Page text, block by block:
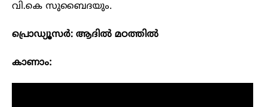
വി.കെ സുബൈദയും.
പ്രൊഡ്യൂസർ: ആദിൽ മഠത്തിൽ
കാണാം: